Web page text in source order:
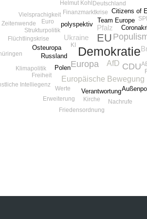
Demokratie
EU
Europa CDU
AfD
Europäische Bewegung
Ukraine
Pfalz
Osteuropa
polyspektiv
Team Europe
Russland
Citizens of
Polen
Verantwortung
Finanzmarktkrise
Flüchtlingskrise
Werte
Euro
Klimapolitik
Nachrufe
Deutschland
Helmut Kohl
Kirche
Strukturpolitik
Vielsprachigkeit
Erweiterung
Freiheit
Friedensordnung
KI
Intelliegenz
Zeitenwende